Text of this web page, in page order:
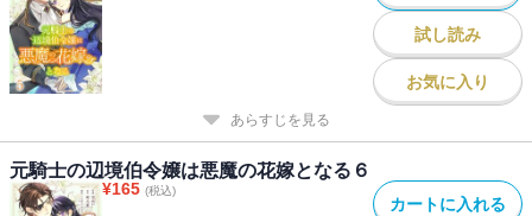
試し読み
お気に入り
あらすじを見る
元騎士の辺境伯令嬢は悪魔の花嫁となる６
¥165 (税込)
カートに入れる